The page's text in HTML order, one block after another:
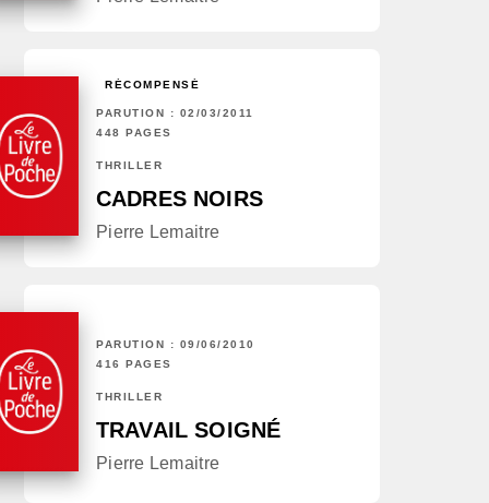
RÉCOMPENSÉ
PARUTION : 02/03/2011
448 PAGES
THRILLER
CADRES NOIRS
Pierre Lemaitre
PARUTION : 09/06/2010
416 PAGES
THRILLER
TRAVAIL SOIGNÉ
Pierre Lemaitre